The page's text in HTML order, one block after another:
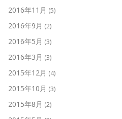
2016年11月 (5)
2016年9月 (2)
2016年5月 (3)
2016年3月 (3)
2015年12月 (4)
2015年10月 (3)
2015年8月 (2)